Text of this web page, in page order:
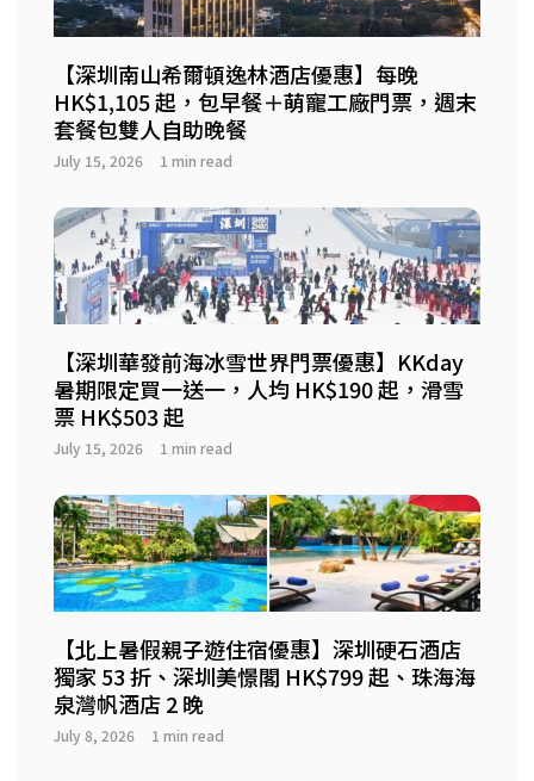
【深圳南山希爾頓逸林酒店優惠】每晚
HK$1,105 起，包早餐＋萌寵工廠門票，週末
套餐包雙人自助晚餐
July 15, 2026 1 min read
【深圳華發前海冰雪世界門票優惠】KKday
暑期限定買一送一，人均 HK$190 起，滑雪
票 HK$503 起
July 15, 2026 1 min read
【北上暑假親子遊住宿優惠】深圳硬石酒店
獨家 53 折、深圳美憬閣 HK$799 起、珠海海
泉灣帆酒店 2 晚
July 8, 2026 1 min read